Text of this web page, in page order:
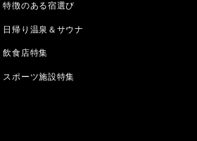
特徴のある宿選び
日帰り温泉＆サウナ
飲食店特集
スポーツ施設特集